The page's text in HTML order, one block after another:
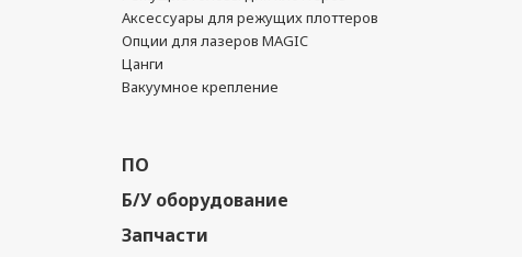
Аксессуары для режущих плоттеров
Опции для лазеров MAGIC
Цанги
Вакуумное крепление
ПО
Б/У оборудование
Запчасти